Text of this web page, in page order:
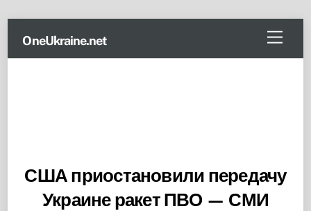
content
Menu
OneUkraine.net
США приостановили передачу
Украине ракет ПВО — СМИ